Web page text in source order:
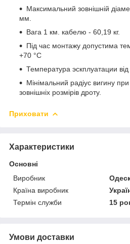
Максимальний зовнішній
мм.
Вага 1 км. кабелю - 60,19 кг.
Під час монтажу допустима
+70 °C
Температура эскплуатации
Мінімальний радіус вигину
зовнішніх розмірів дроту.
Приховати
Характеристики
Основні
Виробник
Країна виробник
Термін служби
15
Умови доставки